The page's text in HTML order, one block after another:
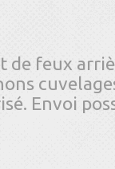
de feux
Envoi